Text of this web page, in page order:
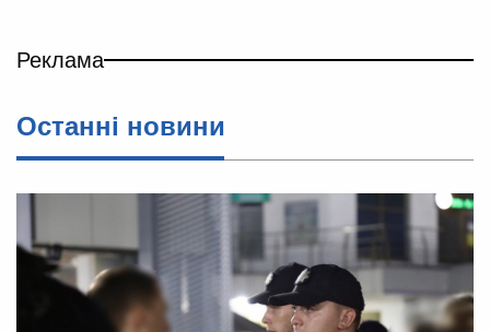
Реклама
Останні новини